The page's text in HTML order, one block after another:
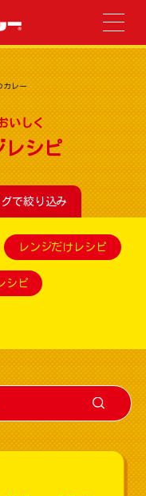
カレー
いしく
レシピ
グで絞り込み
レンジだけレシピ
シピ